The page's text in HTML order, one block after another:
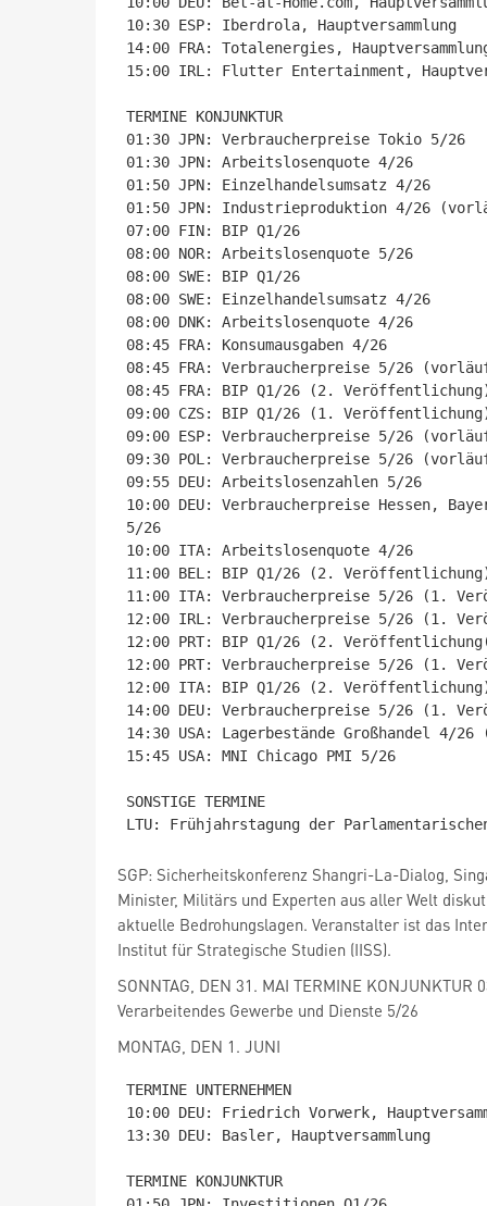
10:30 ESP: Iberdrola, Hauptversammlung
14:00 FRA: Totalenergies,
15:00 IRL: Flutter Entertainment,
TERMINE KONJUNKTUR
01:30 JPN: Verbraucherpreise Tokio 5/26
01:30 JPN: Arbeitslosenquote 4/26
01:50 JPN: Einzelhandelsumsatz 4/26
01:50 JPN: Industrieproduktion 4/26
07:00 FIN: BIP Q1/26
08:00 NOR: Arbeitslosenquote 5/26
08:00 SWE: BIP Q1/26
08:00 SWE: Einzelhandelsumsatz 4/26
08:00 DNK: Arbeitslosenquote 4/26
08:45 FRA: Konsumausgaben 4/26
08:45 FRA: Verbraucherpreise 5/26
08:45 FRA: BIP Q1/26 (2.
09:00 CZS: BIP Q1/26 (1.
09:00 ESP: Verbraucherpreise 5/26
09:30 POL: Verbraucherpreise 5/26
09:55 DEU: Arbeitslosenzahlen 5/26
10:00 DEU: Verbraucherpreise Hessen,
5/26
10:00 ITA: Arbeitslosenquote 4/26
11:00 BEL: BIP Q1/26 (2.
11:00 ITA: Verbraucherpreise 5/26 (1.
12:00 IRL: Verbraucherpreise 5/26 (1.
12:00 PRT: BIP Q1/26 (2.
12:00 PRT: Verbraucherpreise 5/26 (1.
12:00 ITA: BIP Q1/26 (2.
14:00 DEU: Verbraucherpreise 5/26 (1.
14:30 USA: Lagerbestände Großhandel 4/
15:45 USA: MNI Chicago PMI 5/26
SONSTIGE TERMINE
SGP: Sicherheitskonferenz Shangri-La-Dialog,
Minister, Militärs und Experten aus aller Welt
aktuelle Bedrohungslagen. Veranstalter ist das
Institut für Strategische Studien (IISS).
SONNTAG, DEN 31. MAI TERMINE KONJUNKTUR
Verarbeitendes Gewerbe und Dienste 5/26
MONTAG, DEN 1. JUNI
TERMINE UNTERNEHMEN
10:00 DEU: Friedrich Vorwerk,
13:30 DEU: Basler, Hauptversammlung
TERMINE KONJUNKTUR